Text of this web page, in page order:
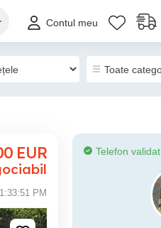
Contul meu
EUR
PM
Telefon validat